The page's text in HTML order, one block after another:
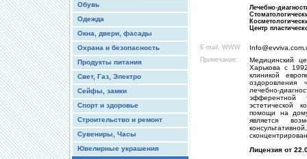
Обувь
Одежда
Окна, двери, фасады
Охрана и безопасность
Продукты питания
Свет, Газ, Электро
Сейфы, замки
Спорт и здоровье
Строительство и ремонт
Сувениры, Часы
Ювелирные украшения
Лечебно-
Центр
E-mail, WWW
Примечание:
Медицинский
Харькова с
клиникой
оздоровления
лечебно-
эфферентной
эстетической
помощи на
является
Лицензия от